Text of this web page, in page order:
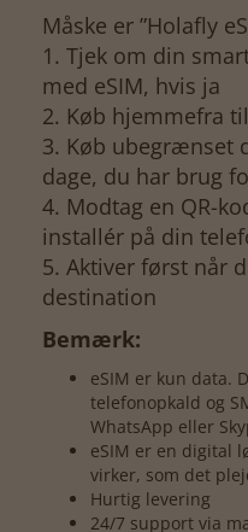
Måske er ”Holafly
1. Tjek om din
med eSIM, hvis ja
2. Køb hjemmefra
3. Køb ubegrænset
dage, du har brug
4. Modtag en QR-
installér på din
5. Aktiver først når
destination
Bemærk:
eSIM er kun data.
telefonopkald og
WhatsApp eller
eSIM er en digital
virker, som det
Hurtig levering
24/7 support via